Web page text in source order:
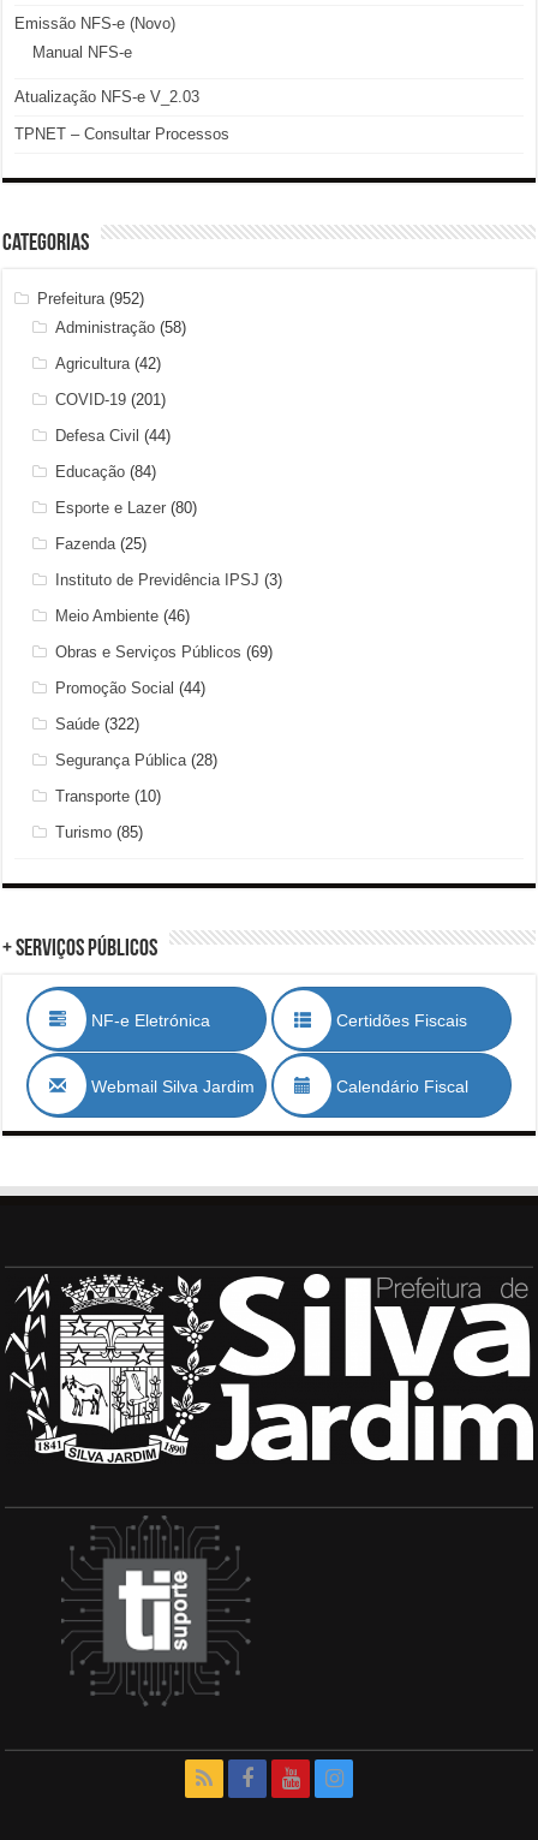
Emissão NFS-e (Novo)
Manual NFS-e
Atualização NFS-e V_2.03
TPNET – Consultar Processos
Categorias
Prefeitura (952)
Administração (58)
Agricultura (42)
COVID-19 (201)
Defesa Civil (44)
Educação (84)
Esporte e Lazer (80)
Fazenda (25)
Instituto de Previdência IPSJ (3)
Meio Ambiente (46)
Obras e Serviços Públicos (69)
Promoção Social (44)
Saúde (322)
Segurança Pública (28)
Transporte (10)
Turismo (85)
+ Serviços Públicos
NF-e Eletrónica Certidões Fiscais
Webmail Silva Jardim Calendário Fiscal